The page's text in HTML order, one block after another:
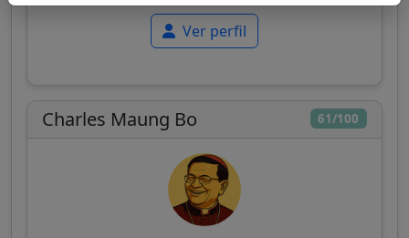
Ver perfil
61/100
Charles Maung Bo